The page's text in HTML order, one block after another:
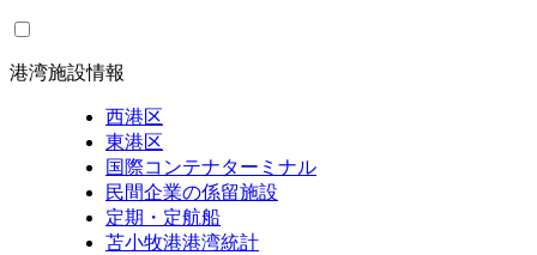
港湾施設情報
西港区
東港区
国際コンテナターミナル
民間企業の係留施設
定期・定航船
苫小牧港港湾統計